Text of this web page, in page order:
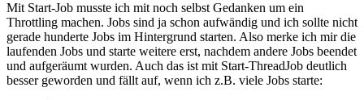
Mit Start-Job musste ich mit noch selbst Gedanken um ein
Throttling machen. Jobs sind ja schon aufwändig und ich sollte nicht
gerade hunderte Jobs im Hintergrund starten. Also merke ich mir die
laufenden Jobs und starte weitere erst, nachdem andere Jobs beendet
und aufgeräumt wurden. Auch das ist mit Start-ThreadJob deutlich
besser geworden und fällt auf, wenn ich z.B. viele Jobs starte: